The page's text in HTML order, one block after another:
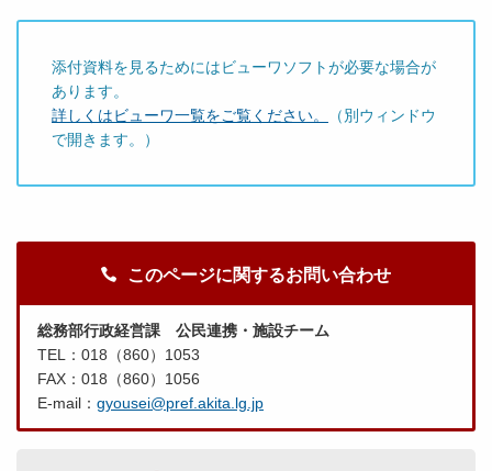
添付資料を見るためにはビューワソフトが必要な場合が
あります。
詳しくはビューワ一覧をご覧ください。
（別ウィンドウ
で開きます。）
このページに関するお問い合わせ
総務部行政経営課 公民連携・施設チーム
TEL：018（860）1053
FAX：018（860）1056
E-mail： gyousei@pref.akita.lg.jp